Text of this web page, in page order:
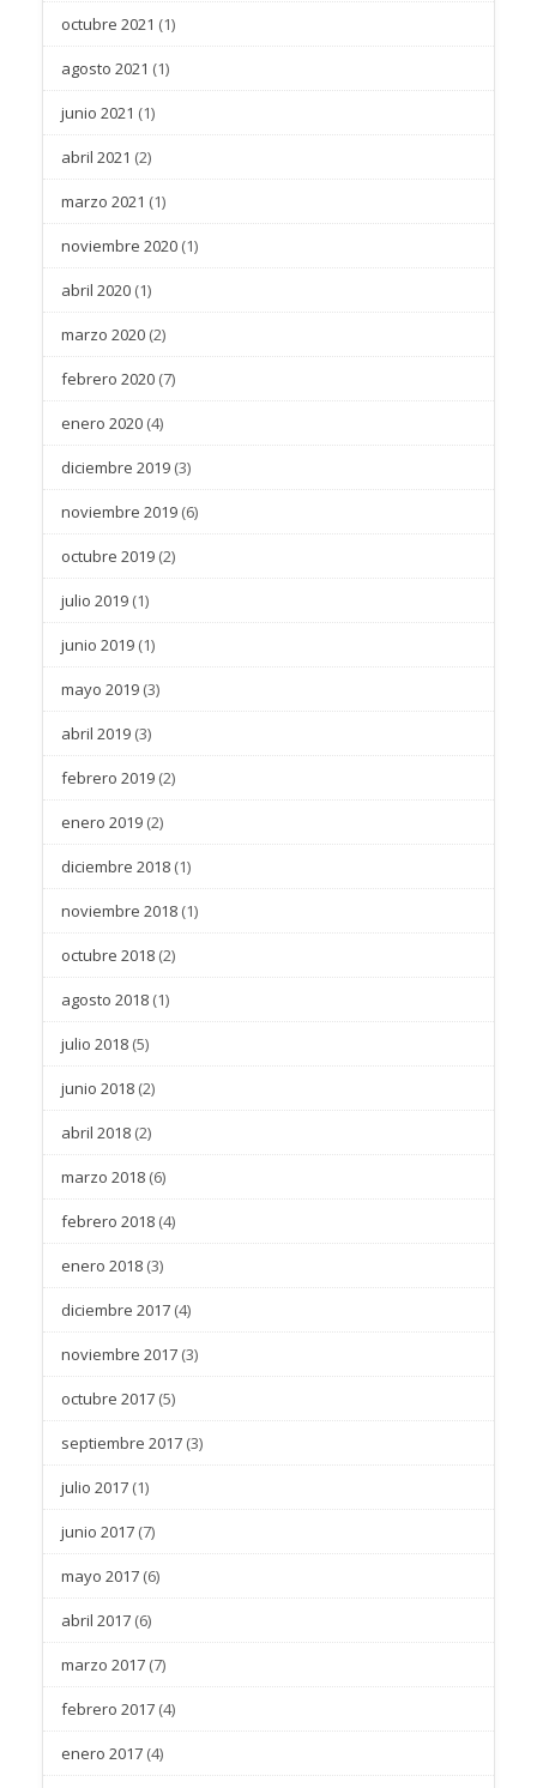
octubre 2021 (1)
agosto 2021 (1)
junio 2021 (1)
abril 2021 (2)
marzo 2021 (1)
noviembre 2020 (1)
abril 2020 (1)
marzo 2020 (2)
febrero 2020 (7)
enero 2020 (4)
diciembre 2019 (3)
noviembre 2019 (6)
octubre 2019 (2)
julio 2019 (1)
junio 2019 (1)
mayo 2019 (3)
abril 2019 (3)
febrero 2019 (2)
enero 2019 (2)
diciembre 2018 (1)
noviembre 2018 (1)
octubre 2018 (2)
agosto 2018 (1)
julio 2018 (5)
junio 2018 (2)
abril 2018 (2)
marzo 2018 (6)
febrero 2018 (4)
enero 2018 (3)
diciembre 2017 (4)
noviembre 2017 (3)
octubre 2017 (5)
septiembre 2017 (3)
julio 2017 (1)
junio 2017 (7)
mayo 2017 (6)
abril 2017 (6)
marzo 2017 (7)
febrero 2017 (4)
enero 2017 (4)